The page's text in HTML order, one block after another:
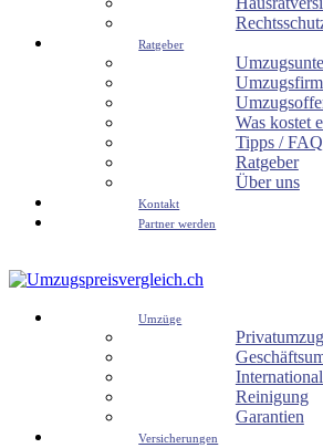
Ratgeber
Was kostet
Tipps / FAQ
Ratgeber
Über uns
Kontakt
Partner werden
Umzüge
Privatumzug
Reinigung
Garantien
Versicherungen